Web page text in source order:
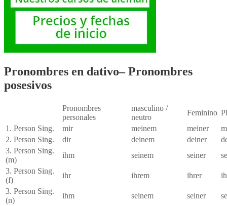
Pronombres en dativo– Pronombres
posesivos
Pronombres
personales
masculino /
neutro
Feminino
1. Person Sing.
mir meinem meiner
2. Person Sing.
dir deinem deiner
3. Person Sing.
(m)
ihm seinem seiner
3. Person Sing.
(f)
ihr ihrem ihrer
3. Person Sing.
(n)
ihm seinem seiner